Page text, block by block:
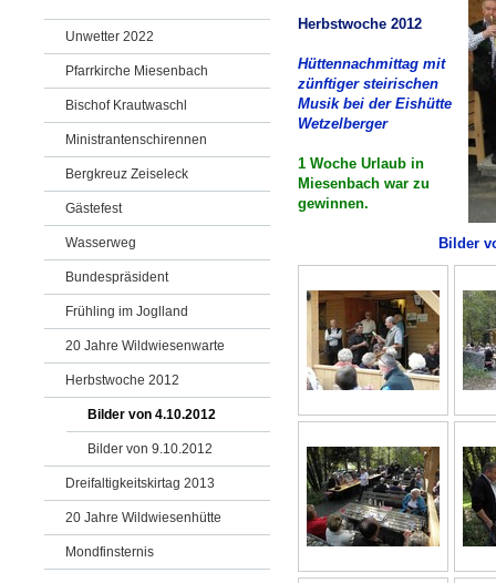
Unwetter 2022
Pfarrkirche Miesenbach
Bischof Krautwaschl
Ministrantenschirennen
Bergkreuz Zeiseleck
Gästefest
Wasserweg
Bundespräsident
Frühling im Joglland
20 Jahre Wildwiesenwarte
Herbstwoche 2012
Bilder von 4.10.2012
Bilder von 9.10.2012
Dreifaltigkeitskirtag 2013
20 Jahre Wildwiesenhütte
Mondfinsternis
Herbstwoche 2012
Hüttennachmittag mit
zünftiger steirischen
Musik bei der Eishütte
Wetzelberger
1 Woche Urlaub in
Miesenbach war zu
gewinnen.
Bilder